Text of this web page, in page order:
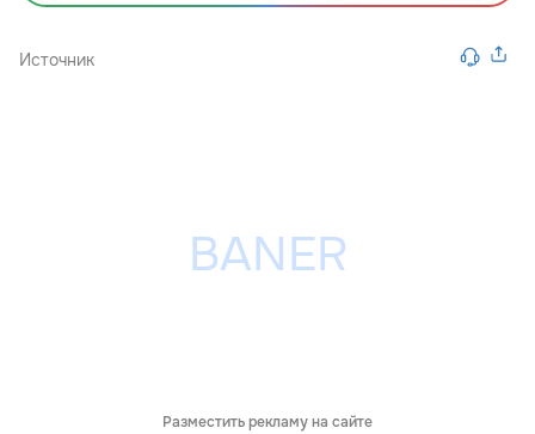
Источник
Разместить рекламу на сайте